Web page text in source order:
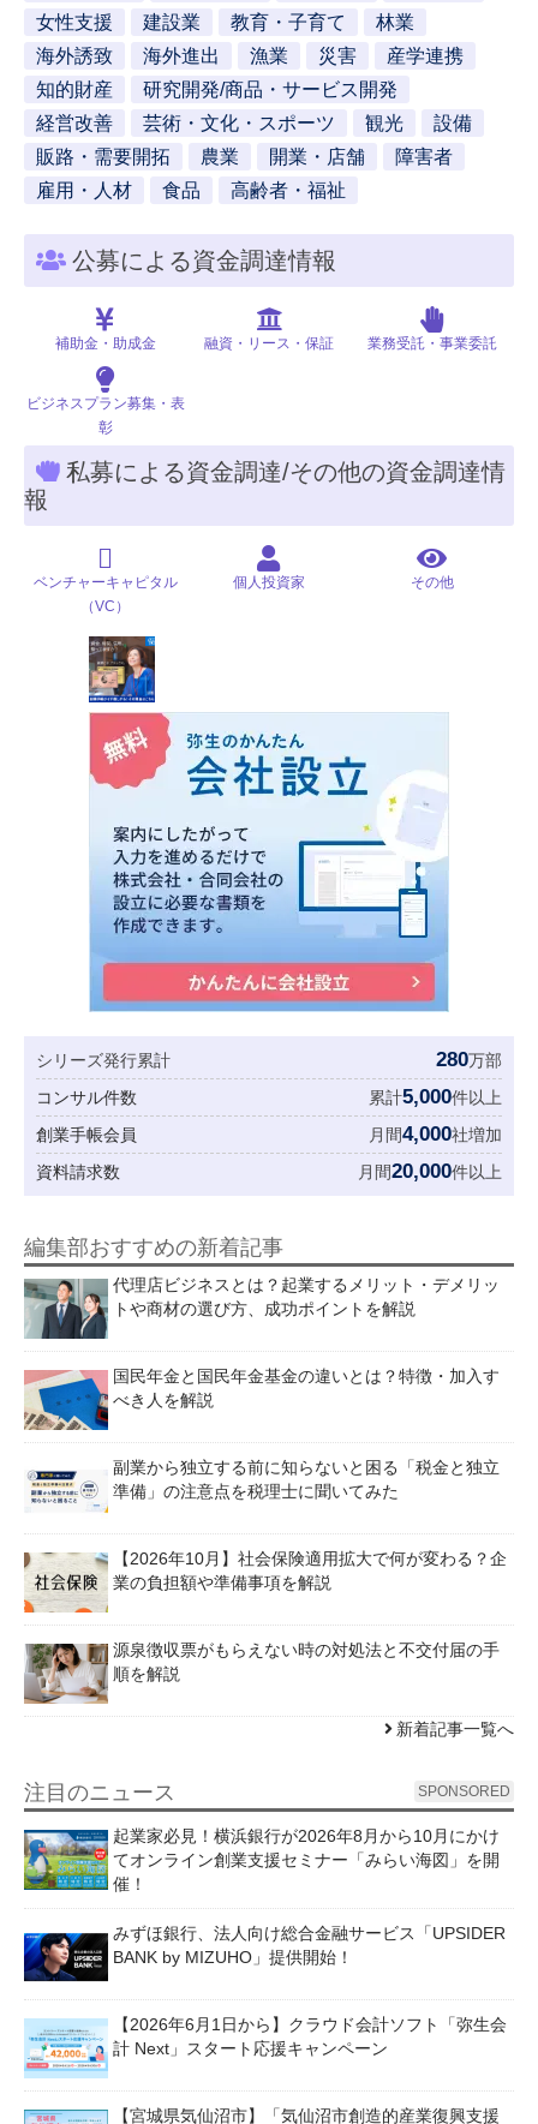
女性支援
建設業 教育・子育て
林業
海外誘致
海外進出 漁業 災害
産学連携
知的財産
研究開発/商品・サービス開発
経営改善
芸術・文化・スポーツ 観光
設備
販路・需要開拓
農業 開業・店舗
障害者
雇用・人材
食品 高齢者・福祉
公募による資金調達情報
補助金・助成金 融資・リース・保証 業務受託・事業委託
ビジネスプラン募集・表
彰
私募による資金調達/その他の資金調達情
報
ベンチャーキャピタル
（VC）
個人投資家 その他
シリーズ発行累計 280万部
コンサル件数
累計5,000件以上
創業手帳会員
月間4,000社増加
資料請求数
月間20,000件以上
編集部おすすめの新着記事
代理店ビジネスとは？起業するメリット・デメリッ
トや商材の選び方、成功ポイントを解説
国民年金と国民年金基金の違いとは？特徴・加入す
べき人を解説
副業から独立する前に知らないと困る「税金と独立
準備」の注意点を税理士に聞いてみた
【2026年10月】社会保険適用拡大で何が変わる？企
業の負担額や準備事項を解説
源泉徴収票がもらえない時の対処法と不交付届の手
順を解説
新着記事一覧へ
注目のニュース SPONSORED
起業家必見！横浜銀行が2026年8月から10月にかけ
てオンライン創業支援セミナー「みらい海図」を開
催！
みずほ銀行、法人向け総合金融サービス「UPSIDER
BANK by MIZUHO」提供開始！
【2026年6月1日から】クラウド会計ソフト「弥生会
計 Next」スタート応援キャンペーン
【宮城県気仙沼市】「気仙沼市創造的産業復興支援